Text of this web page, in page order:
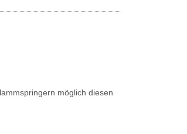
möglich diesen